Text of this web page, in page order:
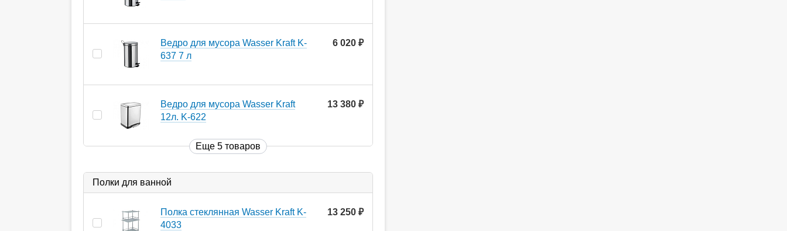
Ведро для мусора Wasser Kraft K-
637 7 л
6 020
Ведро для мусора Wasser Kraft
12л. K-622
13 380
Еще 5 товаров
Полки для ванной
Полка стеклянная Wasser Kraft K-
4033
13 250